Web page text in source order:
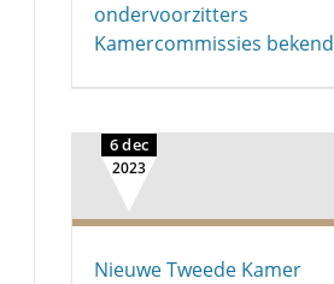
ondervoorzitters
Kamercommissies bekend
6 dec
2023
Nieuwe Tweede Kamer